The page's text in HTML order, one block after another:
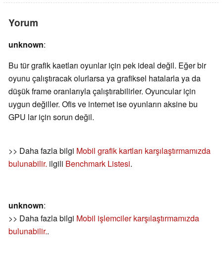
Yorum
unknown:
Bu tür grafik kaetları oyunlar için pek ideal değil. Eğer bir
oyunu çalıştıracak olurlarsa ya grafiksel hatalarla ya da
düşük frame oranlarıyla çalıştırabilirler. Oyuncular için
uygun değiller. Ofis ve internet ise oyunların aksine bu
GPU lar için sorun değil.
>> Daha fazla bilgi Mobil grafik kartları karşılaştırmamızda
bulunabilir. ilgili Benchmark Listesi.
unknown:
>> Daha fazla bilgi Mobil işlemciler karşılaştırmamızda
bulunabilir..